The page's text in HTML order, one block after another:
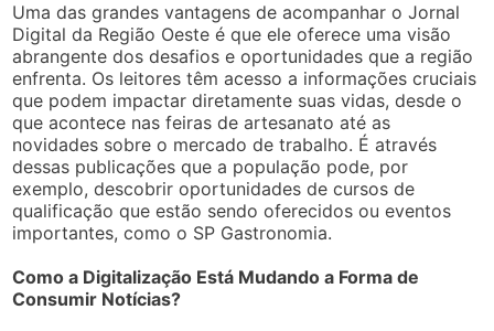
Uma das grandes vantagens de acompanhar o Jornal
Digital da Região Oeste é que ele oferece uma visão
abrangente dos desafios e oportunidades que a região
enfrenta. Os leitores têm acesso a informações cruciais
que podem impactar diretamente suas vidas, desde o
que acontece nas feiras de artesanato até as
novidades sobre o mercado de trabalho. É através
dessas publicações que a população pode, por
exemplo, descobrir oportunidades de cursos de
qualificação que estão sendo oferecidos ou eventos
importantes, como o SP Gastronomia.
Como a Digitalização Está Mudando a Forma de
Consumir Notícias?